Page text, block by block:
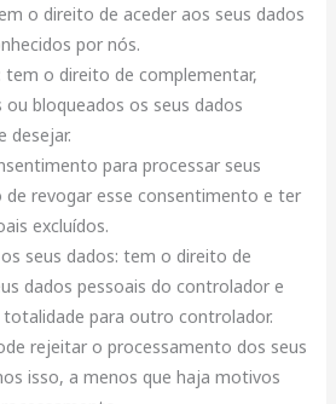
o direito de aceder aos seus dados
por nós.
o direito de complementar,
ou bloqueados os seus dados
desejar.
para processar seus
revogar esse consentimento e ter
excluídos.
seus dados: tem o direito de
dados pessoais do controlador e
para outro controlador.
rejeitar o processamento dos seus
isso, a menos que haja motivos